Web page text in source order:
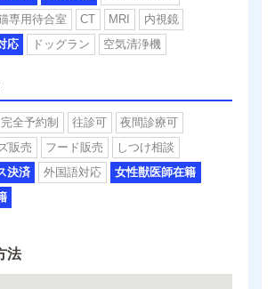
専用待合室 CT MRI
内視鏡
応
ドッグラン 空気清浄機
完全予約制 往診可
夜間診療可
販売 フード販売
しつけ相談
決済
外国語対応
女性獣医師在籍
法